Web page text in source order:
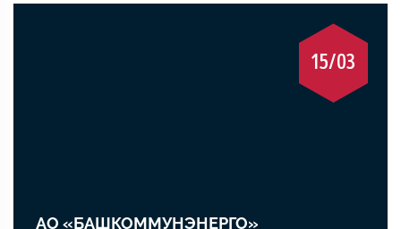
15/03
АО «БАШКОММУНЭНЕРГО»